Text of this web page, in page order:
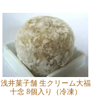
浅井菓子舗 生クリーム大福
十念 8個入り（冷凍）